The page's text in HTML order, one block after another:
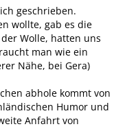
geschrieben.
wollte, gab es die
Wolle, hatten uns
man wie ein
Nähe, bei Gera)
abhole kommt von
Humor und
Anfahrt von